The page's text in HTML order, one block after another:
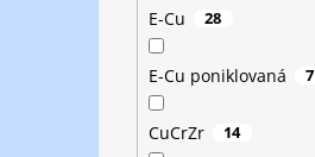
E-Cu 28
E-Cu poniklovaná 7
CuCrZr 14